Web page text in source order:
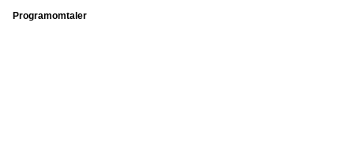
Programomtaler